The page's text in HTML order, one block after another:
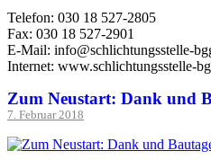
Telefon: 030 18 527-2805
Fax: 030 18 527-2901
E-Mail: info@schlichtungsstelle-
Internet: www.schlichtungsstelle-
Zum Neustart: Dank und
7. Februar 2018